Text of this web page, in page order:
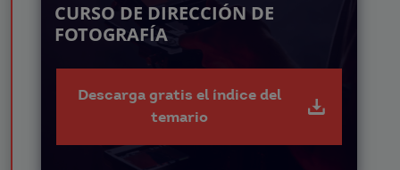
CURSO DE DIRECCIÓN DE
FOTOGRAFÍA
Descarga gratis el índice del
temario